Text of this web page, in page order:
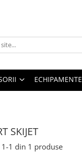
ECHIPAMENTE
SKIJET
1-1 din 1 produse